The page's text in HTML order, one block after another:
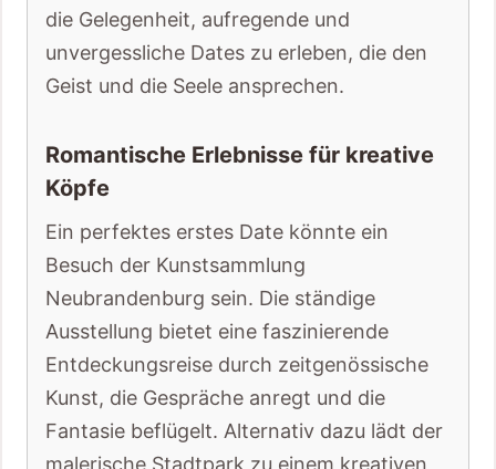
die Gelegenheit, aufregende und
unvergessliche Dates zu erleben, die den
Geist und die Seele ansprechen.
Romantische Erlebnisse für kreative
Köpfe
Ein perfektes erstes Date könnte ein
Besuch der Kunstsammlung
Neubrandenburg sein. Die ständige
Ausstellung bietet eine faszinierende
Entdeckungsreise durch zeitgenössische
Kunst, die Gespräche anregt und die
Fantasie beflügelt. Alternativ dazu lädt der